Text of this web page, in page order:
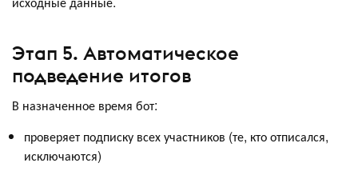
Этап 5. Автоматическое
подведение итогов
В назначенное время бот:
проверяет подписку всех участников (те, кто отписался,
исключаются)